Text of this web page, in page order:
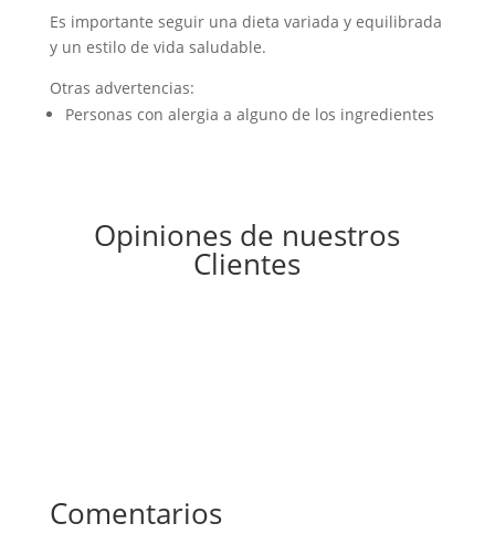
Es importante seguir una dieta variada y equilibrada
y un estilo de vida saludable.
Otras advertencias:
Personas con alergia a alguno de los ingredientes
Opiniones de nuestros
Clientes
Comentarios